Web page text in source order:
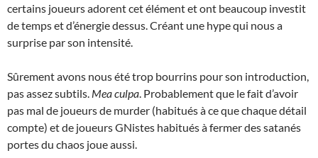
certains joueurs adorent cet élément et ont beaucoup investit
de temps et d’énergie dessus. Créant une hype qui nous a
surprise par son intensité.
Sûrement avons nous été trop bourrins pour son introduction,
pas assez subtils. Mea culpa. Probablement que le fait d’avoir
pas mal de joueurs de murder (habitués à ce que chaque détail
compte) et de joueurs GNistes habitués à fermer des satanés
portes du chaos joue aussi.